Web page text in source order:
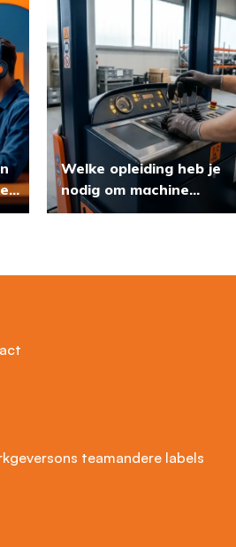
Welke opleiding heb je
nodig om machine
operator te worden?
ons teamandere labels